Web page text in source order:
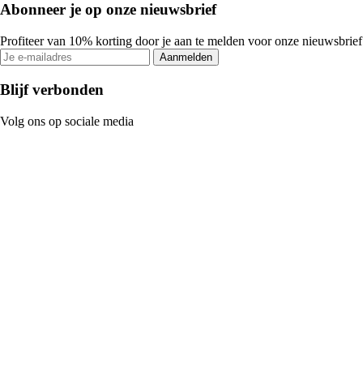
Abonneer je op onze nieuwsbrief
Profiteer van 10% korting door je aan te melden voor onze nieuwsbrief
Aanmelden
Blijf verbonden
Volg ons op sociale media